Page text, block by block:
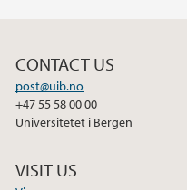
CONTACT US
post@uib.no
+47 55 58 00 00
Universitetet i Bergen
VISIT US